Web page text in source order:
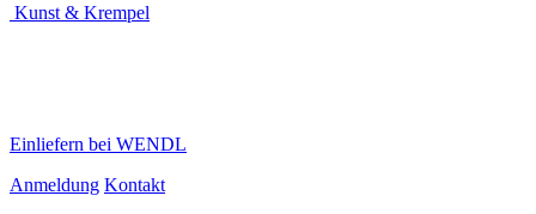
Kunst & Krempel
Einliefern bei WENDL
Anmeldung Kontakt